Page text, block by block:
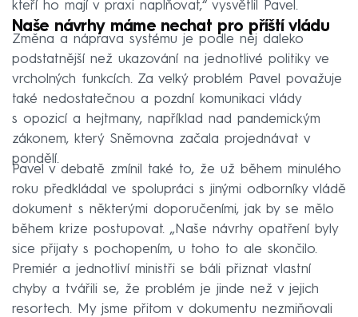
kteří ho mají v praxi naplňovat,“ vysvětlil Pavel.
Naše návrhy máme nechat pro příští vládu
Změna a náprava systému je podle něj daleko
podstatnější než ukazování na jednotlivé politiky ve
vrcholných funkcích. Za velký problém Pavel považuje
také nedostatečnou a pozdní komunikaci vlády
s opozicí a hejtmany, například nad pandemickým
zákonem, který Sněmovna začala projednávat v
pondělí.
Pavel v debatě zmínil také to, že už během minulého
roku předkládal ve spolupráci s jinými odborníky vládě
dokument s některými doporučeními, jak by se mělo
během krize postupovat. „Naše návrhy opatření byly
sice přijaty s pochopením, u toho to ale skončilo.
Premiér a jednotliví ministři se báli přiznat vlastní
chyby a tvářili se, že problém je jinde než v jejich
resortech. My jsme přitom v dokumentu nezmiňovali